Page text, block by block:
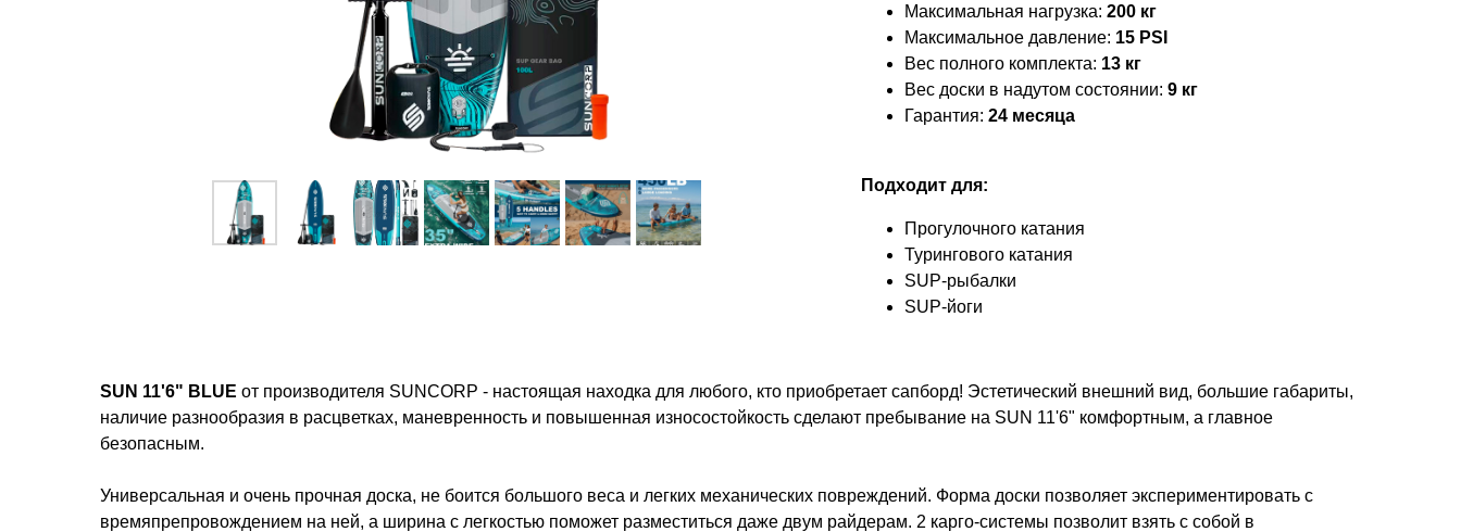
Максимальная нагрузка: 200 кг
Максимальное давление: 15 PSI
Вес полного комплекта: 13 кг
Вес доски в надутом состоянии: 9 кг
Гарантия: 24 месяца
Подходит для:
Прогулочного катания
Турингового катания
SUP-рыбалки
SUP-йоги
SUN 11'6" BLUE от производителя SUNCORP - настоящая находка для любого, кто приобретает сапборд! Эстетический внешний вид, большие габариты,
наличие разнообразия в расцветках, маневренность и повышенная износостойкость сделают пребывание на SUN 11'6" комфортным, а главное
безопасным.
Универсальная и очень прочная доска, не боится большого веса и легких механических повреждений. Форма доски позволяет экспериментировать с
времяпрепровождением на ней, а ширина с легкостью поможет разместиться даже двум райдерам. 2 карго-системы позволит взять с собой в